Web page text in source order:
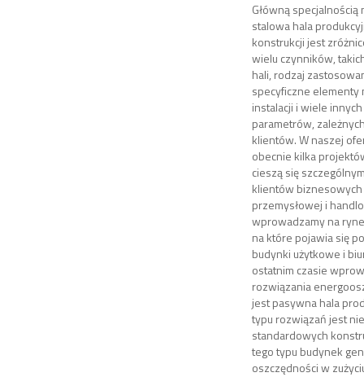
Główną specjalnością
stalowa hala
konstrukcji jest
wielu czynników,
hali, rodzaj
specyficzne elementy
instalacji i wiele
parametrów,
klientów. W naszej
obecnie kilka
cieszą się
klientów
przemysłowej i
wprowadzamy na
na które pojawia się
budynki użytkowe i
ostatnim czasie
rozwiązania
jest pasywna hala
typu rozwiązań jest
standardowych
tego typu budynek
oszczędności w